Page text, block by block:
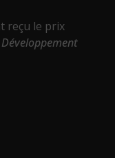
reçu le prix
Développement